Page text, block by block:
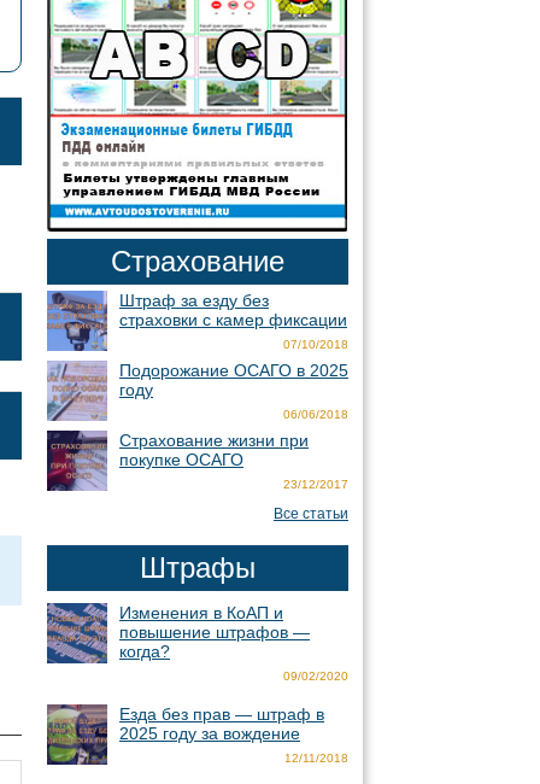
Страхование
Штраф за езду без
страховки с камер фиксации
07/10/2018
Подорожание ОСАГО в 2025
году
06/06/2018
Страхование жизни при
покупке ОСАГО
23/12/2017
Все статьи
Штрафы
Изменения в КоАП и
повышение штрафов —
когда?
09/02/2020
Езда без прав — штраф в
2025 году за вождение
12/11/2018